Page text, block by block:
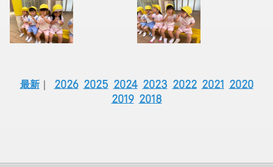
最新｜ 2026 2025 2024 2023 2022 2021
2020
2019 2018